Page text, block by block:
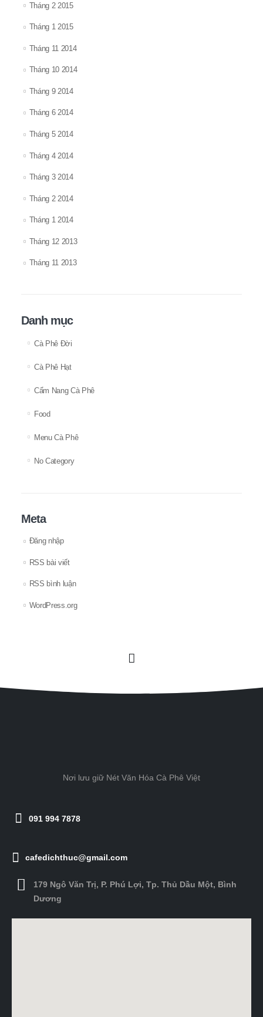
Tháng 2 2015
Tháng 1 2015
Tháng 11 2014
Tháng 10 2014
Tháng 9 2014
Tháng 6 2014
Tháng 5 2014
Tháng 4 2014
Tháng 3 2014
Tháng 2 2014
Tháng 1 2014
Tháng 12 2013
Tháng 11 2013
Danh mục
Cà Phê Đời
Cà Phê Hạt
Cẩm Nang Cà Phê
Food
Menu Cà Phê
No Category
Meta
Đăng nhập
RSS bài viết
RSS bình luận
WordPress.org
Nơi lưu giữ Nét Văn Hóa Cà Phê Việt
091 994 7878
cafedichthuc@gmail.com
179 Ngô Văn Trị, P. Phú Lợi, Tp. Thủ Dầu Một, Bình
Dương